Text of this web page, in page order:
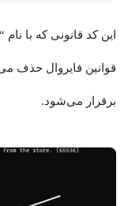
قوانین فایروال حذف
برقرار می‌شود.